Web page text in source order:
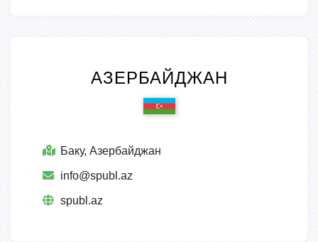
АЗЕРБАЙДЖАН
Баку, Азербайджан
info@spubl.az
spubl.az